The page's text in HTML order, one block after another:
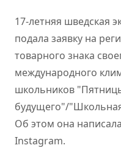
17-летняя шведская
подала заявку на
товарного знака
международного
школьников
будущего"/
Об этом она
Instagram.